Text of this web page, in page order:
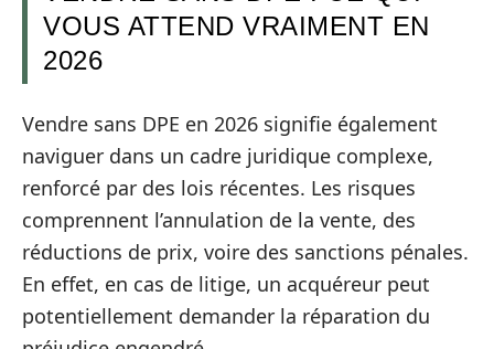
VOUS ATTEND VRAIMENT EN
2026
Vendre sans DPE en 2026 signifie également
naviguer dans un cadre juridique complexe,
renforcé par des lois récentes. Les risques
comprennent l’annulation de la vente, des
réductions de prix, voire des sanctions pénales.
En effet, en cas de litige, un acquéreur peut
potentiellement demander la réparation du